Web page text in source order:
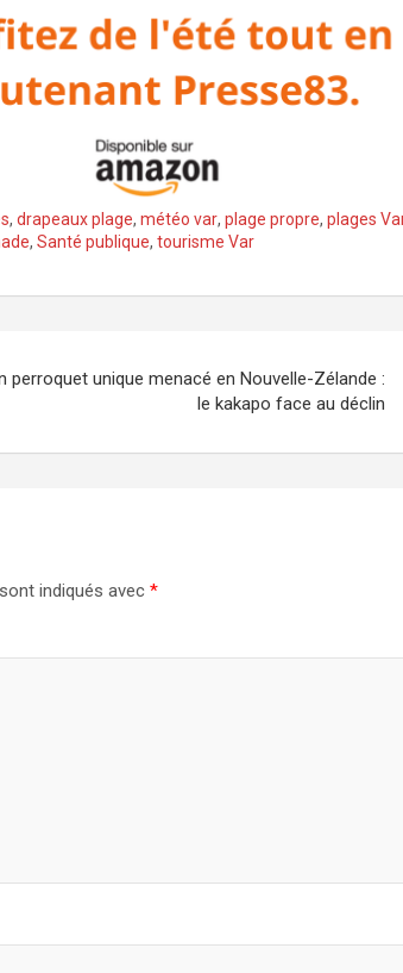
, drapeaux plage, météo var, plage propre, plages
, Santé publique, tourisme Var
perroquet unique menacé en Nouvelle-Zélande :
le kakapo face au déclin
indiqués avec *